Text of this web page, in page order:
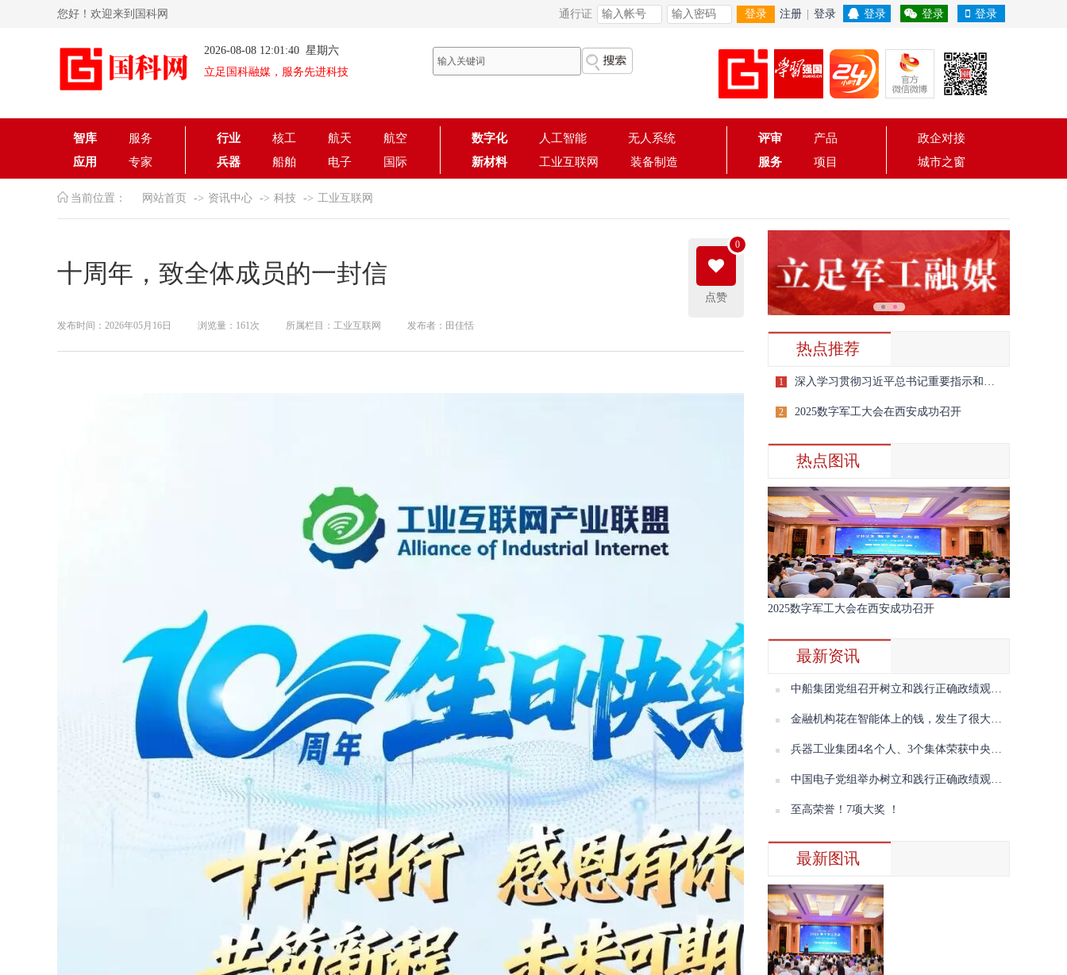
您好！欢迎来到国科网 通行证 登录 注册 登录 登录 登录 登录
2026-08-08 12:01:40 星期六
立足国科融媒，服务先进科技
智库
服务
应用
专家
行业 核工 航天
航空
兵器
船舶 电子 国际
数字化 人工智能
无人系统
新材料
工业互联网 装备制造
评审
产品
服务
项目
政企对接
城市之窗
当前位置： 网站首页 资讯中心 科技 工业互联网
十周年，致全体成员的一封信
点赞
0
发布时间：2026年05月16日 浏览量：161次 所属栏目：工业互联网 发布者：田佳恬
热点推荐
1 深入学习贯彻习近平总书记重要指示和全国宣传思想文化工作会议精神
2 2025数字军工大会在西安成功召开
热点图讯
2025数字军工大会在西安成功召开
最新资讯
中船集团党组召开树立和践行正确政绩观学习教育第三期读书班暨理论学习中心组2026年第七次学习会议
金融机构花在智能体上的钱，发生了很大变化
兵器工业集团4名个人、3个集体荣获中央企业“两优一先”表彰
中国电子党组举办树立和践行正确政绩观学习教育读书班（第三期）暨理论学习中心组学习会议
至高荣誉！7项大奖 ！
最新图讯